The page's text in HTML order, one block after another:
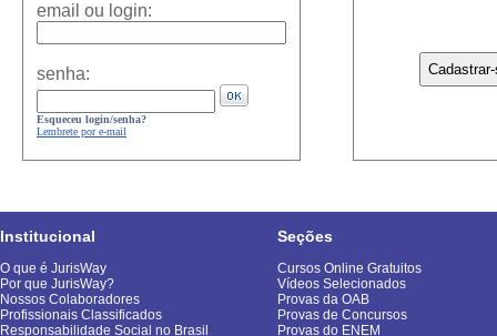
email ou login:
senha:
Esqueceu login/senha?
Lembrete por e-mail
Institucional
O que é JurisWay
Por que JurisWay?
Nossos Colaboradores
Profissionais Classificados
Responsabilidade Social no Brasil
Seções
Cursos Online Gratuitos
Vídeos Selecionados
Provas da OAB
Provas de Concursos
Provas do ENEM